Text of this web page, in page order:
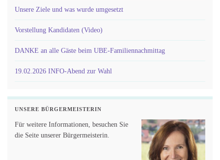
Unsere Ziele und was wurde umgesetzt
Vorstellung Kandidaten (Video)
DANKE an alle Gäste beim UBE-Familiennachmittag
19.02.2026 INFO-Abend zur Wahl
UNSERE BÜRGERMEISTERIN
Für weitere Informationen, besuchen Sie
die Seite unserer Bürgermeisterin.